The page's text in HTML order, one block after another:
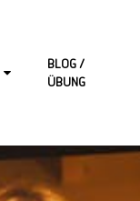
BLOG /
ÜBUNG